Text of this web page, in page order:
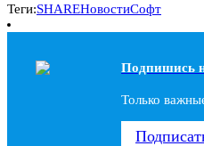
Теги:SHAREНовостиСофт
Подпишись
Только